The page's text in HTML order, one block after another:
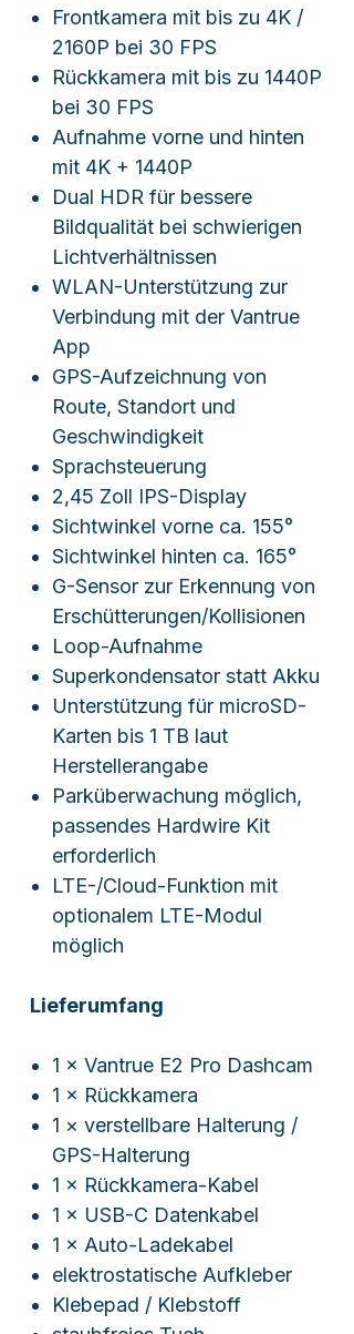
Frontkamera mit bis zu 4K /
2160P bei 30 FPS
Rückkamera mit bis zu 1440P
bei 30 FPS
Aufnahme vorne und hinten
mit 4K + 1440P
Dual HDR für bessere
Bildqualität bei schwierigen
Lichtverhältnissen
WLAN-Unterstützung zur
Verbindung mit der Vantrue
App
GPS-Aufzeichnung von
Route, Standort und
Geschwindigkeit
Sprachsteuerung
2,45 Zoll IPS-Display
Sichtwinkel vorne ca. 155°
Sichtwinkel hinten ca. 165°
G-Sensor zur Erkennung von
Erschütterungen/Kollisionen
Loop-Aufnahme
Superkondensator statt Akku
Unterstützung für microSD-
Karten bis 1 TB laut
Herstellerangabe
Parküberwachung möglich,
passendes Hardwire Kit
erforderlich
LTE-/Cloud-Funktion mit
optionalem LTE-Modul
möglich
Lieferumfang
1 × Vantrue E2 Pro Dashcam
1 × Rückkamera
1 × verstellbare Halterung /
GPS-Halterung
1 × Rückkamera-Kabel
1 × USB-C Datenkabel
1 × Auto-Ladekabel
elektrostatische Aufkleber
Klebepad / Klebstoff